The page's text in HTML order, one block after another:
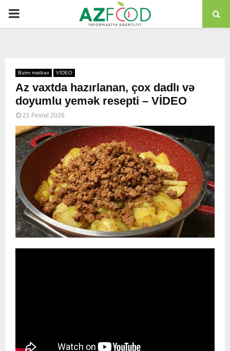
PRIMARY
Bizim mətbəx VİDEO
Az vaxtda hazırlanan, çox dadlı və
doyumlu yemək resepti – VİDEO
21 Fevral 2026